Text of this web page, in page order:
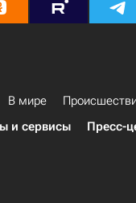
В мире
и сервисы Пресс-